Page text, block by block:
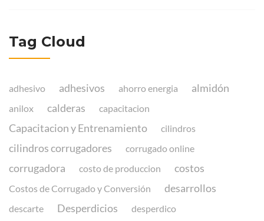
Tag Cloud
adhesivo adhesivos ahorro energia almidón
anilox calderas capacitacion
Capacitacion y Entrenamiento cilindros
cilindros corrugadores corrugado online
corrugadora costo de produccion costos
Costos de Corrugado y Conversión desarrollos
descarte Desperdicios desperdico